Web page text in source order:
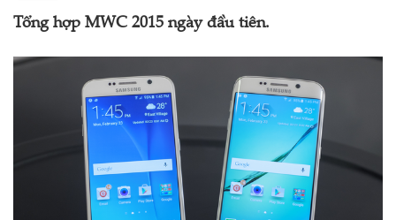
Tổng hợp MWC 2015 ngày đầu tiên.